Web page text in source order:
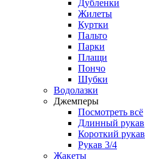
Дубленки
Жилеты
Куртки
Пальто
Парки
Плащи
Пончо
Шубки
Водолазки
Джемперы
Посмотреть всё
Длинный рукав
Короткий рукав
Рукав 3/4
Жакеты